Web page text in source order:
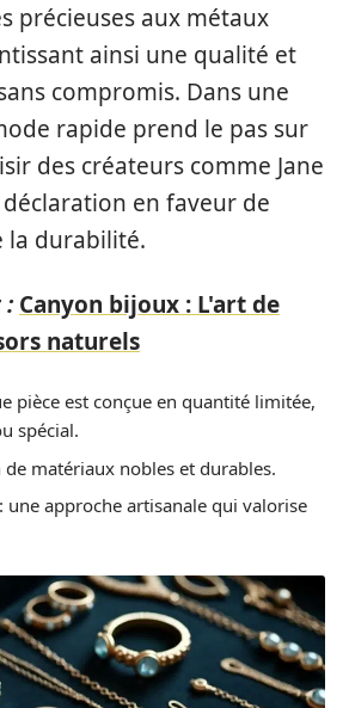
précieuses aux métaux
ainsi une qualité et
compromis. Dans une
rapide prend le pas sur
des créateurs comme Jane
en faveur de
la durabilité.
: Canyon bijoux : L'art de
naturels
pièce est conçue en quantité limitée,
spécial.
matériaux nobles et durables.
: une approche artisanale qui valorise